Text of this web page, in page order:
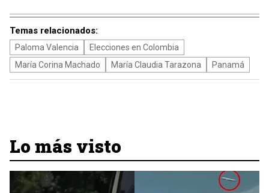
Temas relacionados:
Paloma Valencia
Elecciones en Colombia
María Corina Machado
María Claudia Tarazona Panamá
Lo más visto